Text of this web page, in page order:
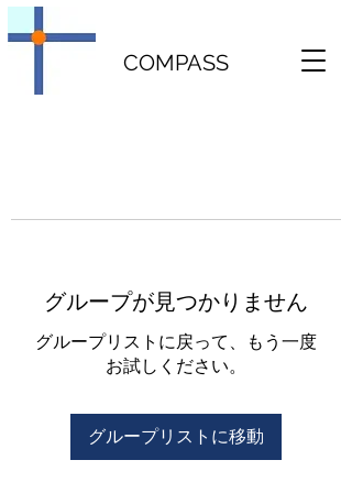
COMPASS
グループが見つかりません
グループリストに戻って、もう一度
お試しください。
グループリストに移動